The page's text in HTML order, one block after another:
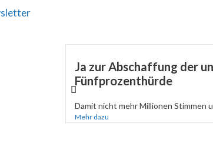
Ja zur Abschaffung der
Fünfprozenthürde
Damit nicht mehr Millionen Stimmen
Mehr dazu